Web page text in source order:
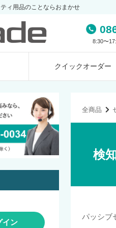
ィ用品のことならおまかせ
8:30〜
クイックオーダー
全商品
検
パッシブ
イン